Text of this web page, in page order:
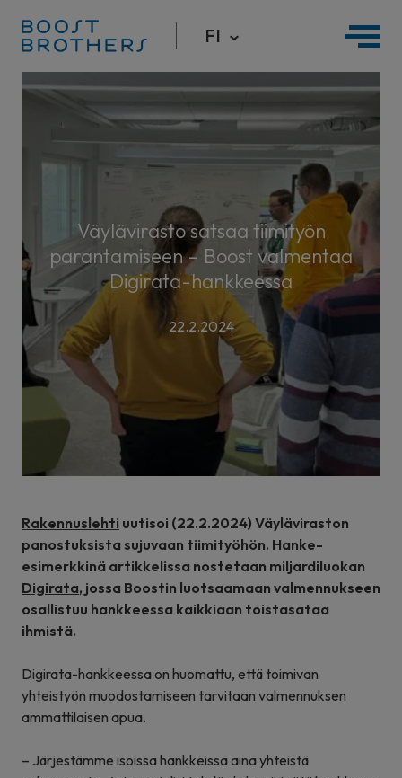
Hyppää
FI
Väylävirasto satsaa tiimityön
parantamiseen – Boost valmentaa
Digirata-hankkeessa
22.2.2024
Rakennuslehti uutisoi (22.2.2024) Väyläviraston
panostuksista sujuvaan tiimityöhön. Hanke-
esimerkkinä artikkelissa nostetaan miljardiluokan
Digirata, jossa Boostin luotsaamaan valmennukseen
osallistuu hankkeessa kaikkiaan toistasataa
ihmistä.
Digirata-hankkeessa on huomattu, että toimivan
yhteistyön muodostamiseen tarvitaan valmennuksen
ammattilaisen apua.
– Järjestämme isoissa hankkeissa aina yhteistä